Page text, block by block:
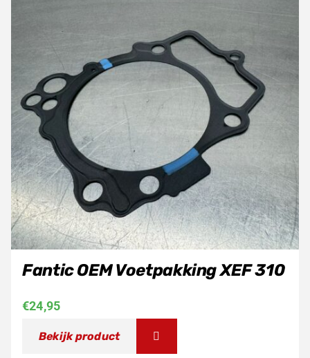
Fantic OEM Voetpakking XEF 310
€24,95
Bekijk product